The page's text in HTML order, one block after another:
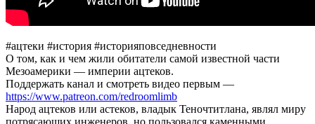
#ацтеки #история #историяповседневности
О том, как и чем жили обитатели самой известной части
Мезоамерики — империи ацтеков.
Поддержать канал и смотреть видео первым —
https://www.patreon.com/redroomlimb
Народ ацтеков или астеков, владык Теночтитлана, являл миру
потрясающих инженеров, но пользовался каменными